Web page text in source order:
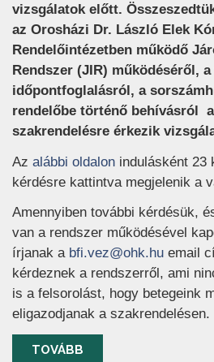
vizsgálatok előtt.
az Orosházi Dr. László Elek
Rendelőintézetben működő
Rendszer (JIR) működéséről,
időpontfoglalásról, a
rendelőbe történő behívásról
szakrendelésre érkezik
Az alábbi oldalon(új ablakban
indulásként 23
kérdésre kattintva megjelenik a
Amennyiben további kérdésük,
van a rendszer működésével
írjanak a bfi.vez@ohk.hu(új
email
kérdeznek a rendszerről, ami
is a felsorolást, hogy betegeink
eligazodjanak a szakrendelésen.
TOVÁBB